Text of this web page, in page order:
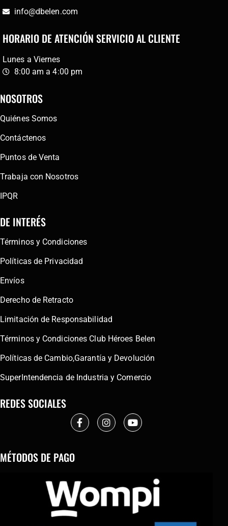
info@dbelen.com
HORARIO DE ATENCIÓN SERVICIO AL CLIENTE
Lunes a Viernes
8:00 am a 4:00 pm
NOSOTROS
Quiénes Somos
Contáctenos
Puntos de Venta
Trabaja con Nosotros
IPQR
DE INTERÉS
Términos y Condiciones
Políticas de Privacidad
Envíos
Derecho de Retracto
Limitación de Responsabilidad
Términos y Condiciones Club Héroes Belen
Políticas de Cambio,Garantía y Devolución
SuperIntendencia de Industria y Comercio
REDES SOCIALES
MÉTODOS DE PAGO